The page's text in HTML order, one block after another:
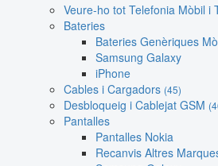
Veure-ho tot Telefonia Mòbil i
Bateries
Bateries Genèriques
Samsung Galaxy
iPhone
Cables i Cargadors (45)
Desbloqueig i Cablejat GSM
Pantalles
Pantalles Nokia
Recanvis Altres